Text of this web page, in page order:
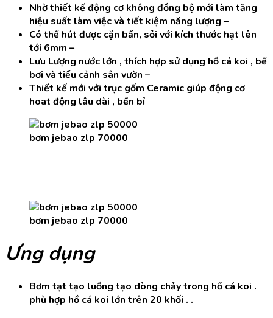
Nhờ thiết kế động cơ không đồng bộ mới làm tăng
hiệu suất làm việc và tiết kiệm năng lượng –
Có thể hút được cặn bẩn, sỏi với kích thước hạt lên
tới 6mm –
Lưu Lượng nước lớn , thích hợp sử dụng hồ cá koi , bể
bơi và tiểu cảnh sân vườn –
Thiết kế mới với trục gốm Ceramic giúp động cơ
hoat động lâu dài , bền bỉ
bơm jebao zlp 70000
bơm jebao zlp 70000
Ưng dụng
Bơm tạt tạo luồng tạo dòng chảy trong hồ cá koi .
phù hợp hồ cá koi lớn trên 20 khối . .